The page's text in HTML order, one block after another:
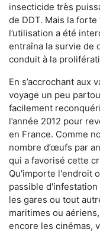
insecticide très
de DDT. Mais la
l’utilisation a été
entraîna la survie de
conduit à la
En s’accrochant aux
voyage un peu
facilement
l’année 2012 pour
en France. Comme
nombre d’œufs par
qui a favorisé cette
Qu'importe l'endroit
passible
les gares ou tout
maritimes ou
encore les cinémas,